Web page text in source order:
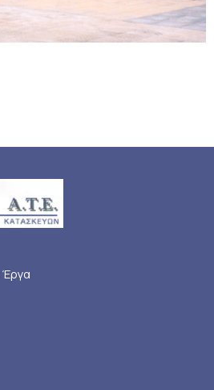
Έργα